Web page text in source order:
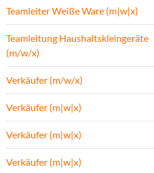
Teamleiter Weiße Ware (m|w|x)
Teamleitung Haushaltskleingeräte
(m/w/x)
Verkäufer (m/w/x)
Verkäufer (m|w|x)
Verkäufer (m|w|x)
Verkäufer (m|w|x)